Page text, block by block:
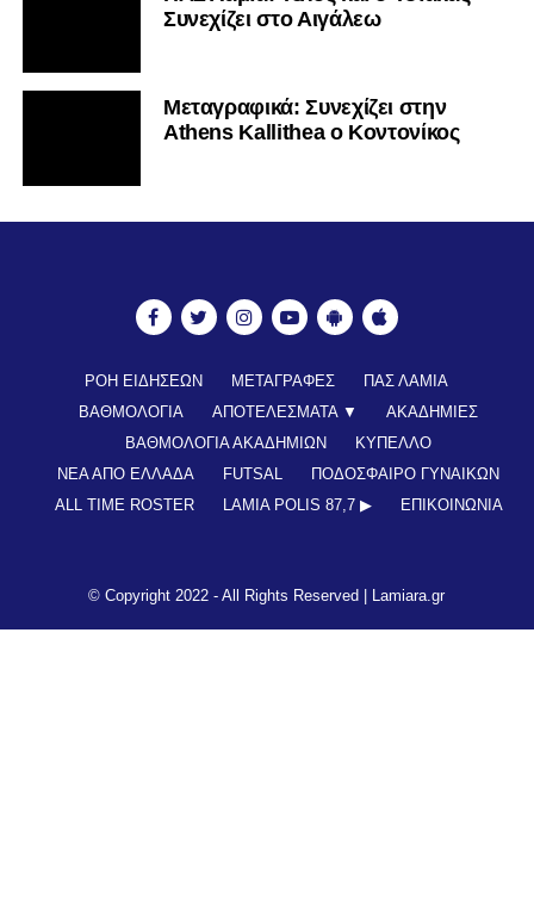
Συνεχίζει στο Αιγάλεω
Mεταγραφικά: Συνεχίζει στην
Athens Kallithea ο Κοντονίκος
ΡΟΗ ΕΙΔΗΣΕΩΝ ΜΕΤΑΓΡΑΦΕΣ
ΠΑΣ ΛΑΜΙΑ
ΒΑΘΜΟΛΟΓΙΑ
ΑΠΟΤΕΛΕΣΜΑΤΑ ▼
ΑΚΑΔΗΜΙΕΣ
ΒΑΘΜΟΛΟΓΙΑ ΑΚΑΔΗΜΙΩΝ
ΚΥΠΕΛΛΟ
ΝΕΑ ΑΠΟ ΕΛΛΑΔΑ
FUTSAL
ΠΟΔΟΣΦΑΙΡΟ ΓΥΝΑΙΚΩΝ
ALL TIME ROSTER
LAMIA POLIS 87,7 ▶︎ ΕΠΙΚΟΙΝΩΝΊΑ
© Copyright 2022 - All Rights Reserved | Lamiara.gr